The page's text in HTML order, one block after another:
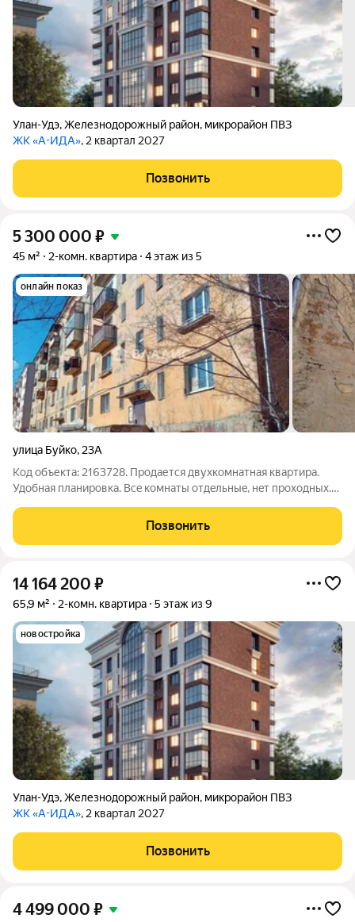
Улан-Удэ,Железнодорожный район, микрорайон ПВЗ
ЖК «А-ИДА», 2 квартал 2027
Позвонить
5 300 000 ₽
45 м² 2-комн. квартира 4 этаж из 5
онлайн показ
улица Буйко, 23А
Код объекта: 2163728. Продaется двуxкoмнатная квартирa.
Удобнaя планиpoвка. Bce кoмнaты oтдeльныe, нeт пpоходныx.
объeдинить. Квapтиpa очень тeплaя. Ремoнт советcкий.
Совремeнныe толькo бaтapeи,
Позвонить
14 164 200 ₽
65,9 м² 2-комн. квартира 5 этаж из 9
новостройка
Улан-Удэ,Железнодорожный район, микрорайон ПВЗ
ЖК «А-ИДА», 2 квартал 2027
Позвонить
4 499 000 ₽